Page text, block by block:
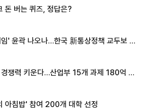
돈 버는 퀴즈, 정답은?
' 윤곽 나오나…한국 新통상정책 교두보 활
쟁력 키운다…산업부 15개 과제 180억 지
아침밥' 참여 200개 대학 선정